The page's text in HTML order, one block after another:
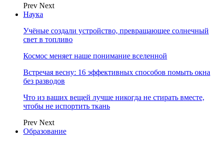
Prev Next
Наука
Учёные создали устройство, превращающее солнечный
свет в топливо
Космос меняет наше понимание вселенной
Встречая весну: 16 эффективных способов помыть окна
без разводов
Что из ваших вещей лучше никогда не стирать вместе,
чтобы не испортить ткань
Prev Next
Образование